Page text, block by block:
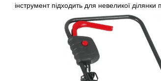
інструмент підходить для невеликої